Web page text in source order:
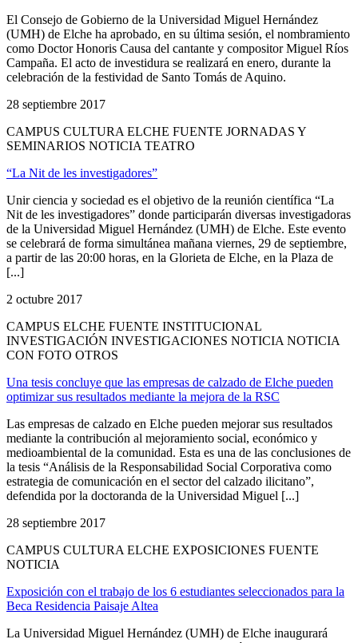
El Consejo de Gobierno de la Universidad Miguel Hernández
(UMH) de Elche ha aprobado, en su última sesión, el nombramiento
como Doctor Honoris Causa del cantante y compositor Miguel Ríos
Campaña. El acto de investidura se realizará en enero, durante la
celebración de la festividad de Santo Tomás de Aquino.
28 septiembre 2017
CAMPUS CULTURA ELCHE FUENTE JORNADAS Y
SEMINARIOS NOTICIA TEATRO
“La Nit de les investigadores”
Unir ciencia y sociedad es el objetivo de la reunión científica “La
Nit de les investigadores” donde participarán diversas investigadoras
de la Universidad Miguel Hernández (UMH) de Elche. Este evento
se celebrará de forma simultánea mañana viernes, 29 de septiembre,
a partir de las 20:00 horas, en la Glorieta de Elche, en la Plaza de
[...]
2 octubre 2017
CAMPUS ELCHE FUENTE INSTITUCIONAL
INVESTIGACIÓN INVESTIGACIONES NOTICIA NOTICIA
CON FOTO OTROS
Una tesis concluye que las empresas de calzado de Elche pueden
optimizar sus resultados mediante la mejora de la RSC
Las empresas de calzado en Elche pueden mejorar sus resultados
mediante la contribución al mejoramiento social, económico y
medioambiental de la comunidad. Esta es una de las conclusiones de
la tesis “Análisis de la Responsabilidad Social Corporativa como
estrategia de comunicación en el sector del calzado ilicitano”,
defendida por la doctoranda de la Universidad Miguel [...]
28 septiembre 2017
CAMPUS CULTURA ELCHE EXPOSICIONES FUENTE
NOTICIA
Exposición con el trabajo de los 6 estudiantes seleccionados para la
Beca Residencia Paisaje Altea
La Universidad Miguel Hernández (UMH) de Elche inaugurará